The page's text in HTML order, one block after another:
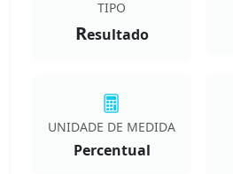
TIPO
Resultado
UNIDADE DE MEDIDA
Percentual